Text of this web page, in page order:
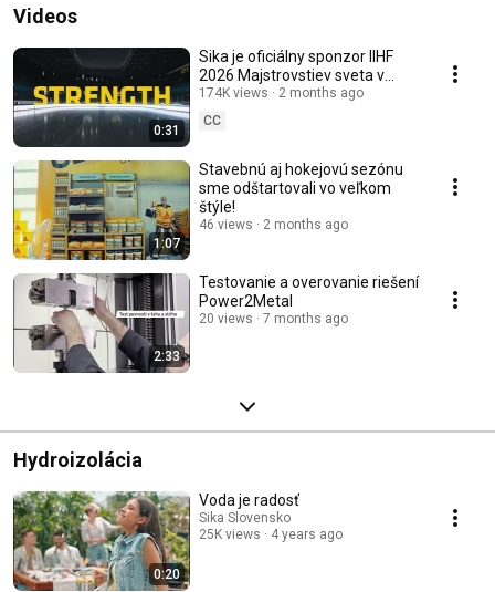
Videos
0:31
Sika je oficiálny sponzor IIHF
2026 Majstrovstiev sveta v
ľadovom hokeji
174K views
2 months ago
CC
1:07
Stavebnú aj hokejovú sezónu
sme odštartovali vo veľkom
štýle!
46 views 2 months ago
2:33
Testovanie a overovanie riešení
Power2Metal
20 views 7 months ago
Hydroizolácia
0:20
Voda je radosť
Sika Slovensko
25K views
4 years ago